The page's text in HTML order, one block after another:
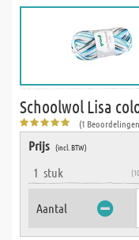
Schoolwol Lisa
(1
Prijs (incl. BTW)
1 stuk
Aantal